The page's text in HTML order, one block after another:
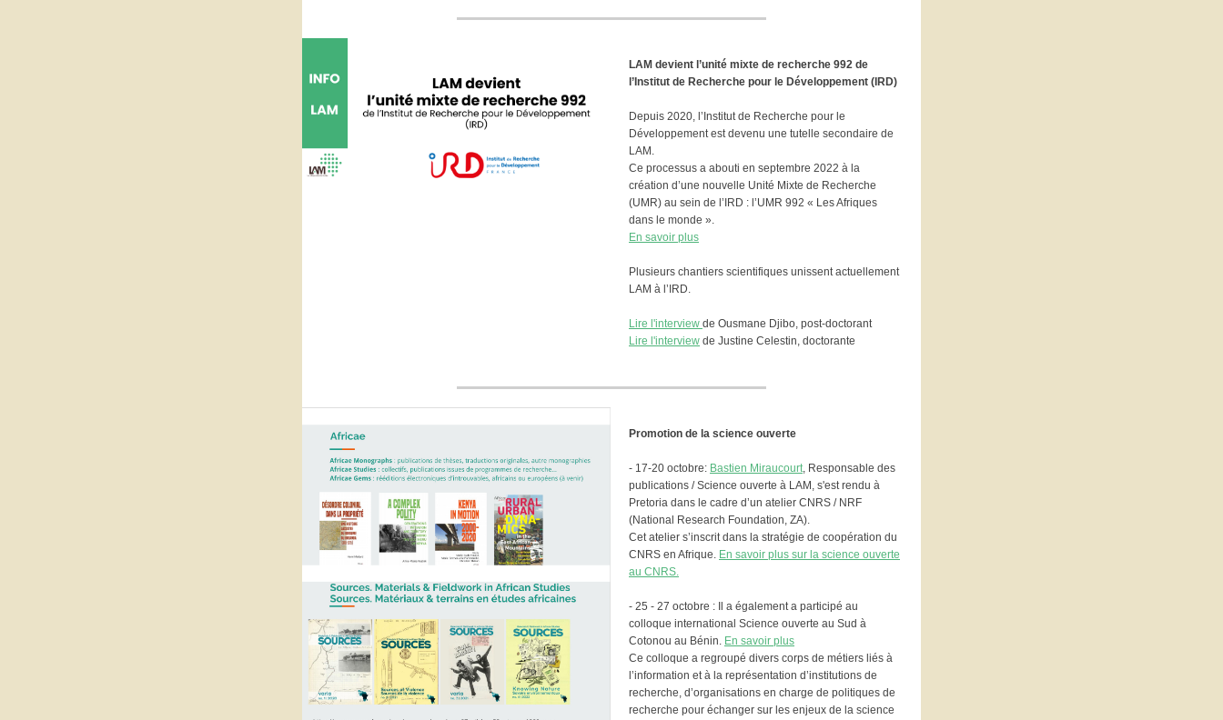
LAM devient l’unité mixte de recherche 992 de
l’Institut de Recherche pour le Développement (IRD)
Depuis 2020, l’Institut de Recherche pour le
Développement est devenu une tutelle secondaire de
LAM.
Ce processus a abouti en septembre 2022 à la
création d’une nouvelle Unité Mixte de Recherche
(UMR) au sein de l’IRD : l’UMR 992 « Les Afriques
dans le monde ».
En savoir plus
Plusieurs chantiers scientifiques unissent actuellement
LAM à l’IRD.
Lire l'interview de Ousmane Djibo, post-doctorant
Lire l'interview de Justine Celestin, doctorante
Promotion de la science ouverte
- 17-20 octobre: Bastien Miraucourt, Responsable des
publications / Science ouverte à LAM, s'est rendu à
Pretoria dans le cadre d’un atelier CNRS / NRF
(National Research Foundation, ZA).
Cet atelier s’inscrit dans la stratégie de coopération du
CNRS en Afrique. En savoir plus sur la science ouverte
au CNRS.
- 25 - 27 octobre : Il a également a participé au
colloque international Science ouverte au Sud à
Cotonou au Bénin. En savoir plus
Ce colloque a regroupé divers corps de métiers liés à
l’information et à la représentation d’institutions de
recherche, d’organisations en charge de politiques de
recherche pour échanger sur les enjeux de la science